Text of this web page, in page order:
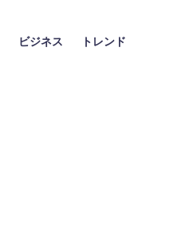
ビジネス トレンド